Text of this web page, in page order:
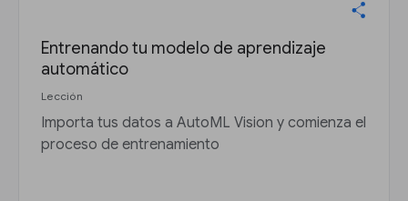
Entrenando tu modelo de aprendizaje
automático
Lección
Importa tus datos a AutoML Vision y comienza el
proceso de entrenamiento